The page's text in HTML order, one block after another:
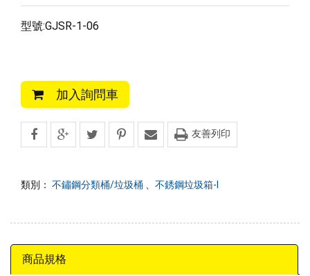
型號:GJSR-1-06
加入詢問車
友善列印
類別： 不鏽鋼分類桶/垃圾桶 不銹鋼垃圾箱-I
商品規格